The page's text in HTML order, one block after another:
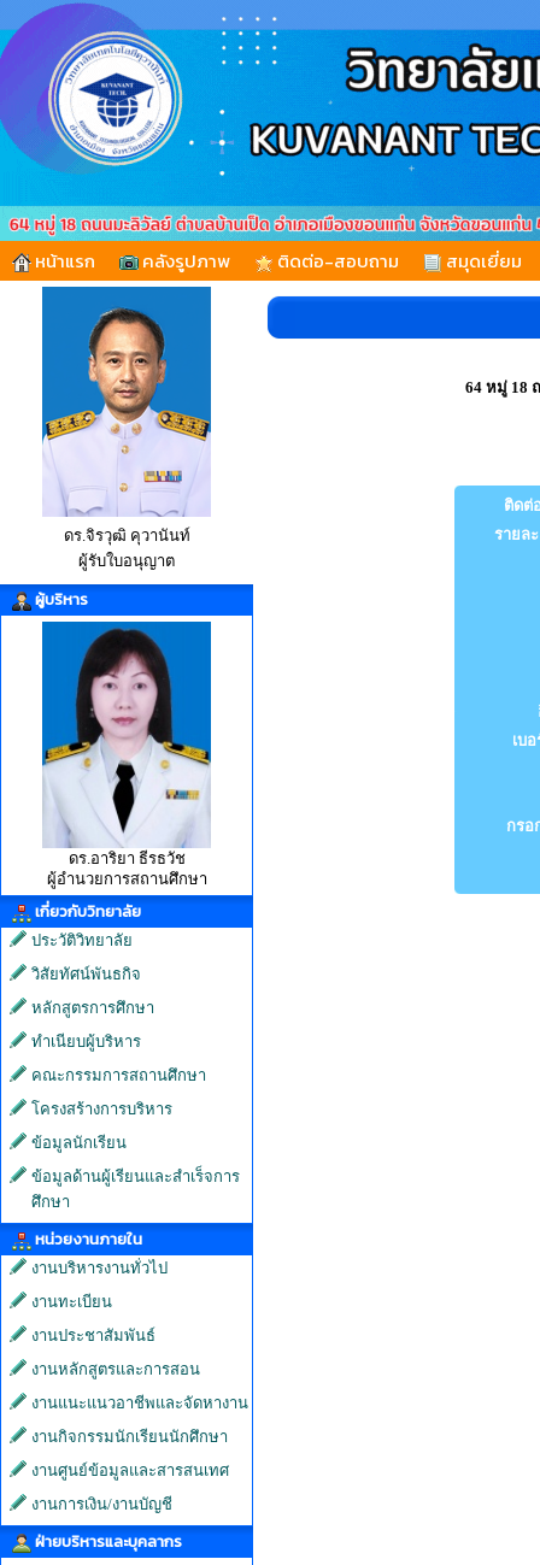
หน้าแรก คลังรูปภาพ ติดต่อ-สอบถาม สมุดเยี่ยม
ดร.จิรวุฒิ คุวานันท์
ผู้รับใบอนุญาต
ผู้บริหาร
ดร.อาริยา ธีรธวัช
ผู้อำนวยการสถานศึกษา
เกี่ยวกับวิทยาลัย
ประวัติวิทยาลัย
วิสัยทัศน์พันธกิจ
หลักสูตรการศึกษา
ทำเนียบผู้บริหาร
คณะกรรมการสถานศึกษา
โครงสร้างการบริหาร
ข้อมูลนักเรียน
ข้อมูลด้านผู้เรียนและสำเร็จการ
ศึกษา
หน่วยงานภายใน
งานบริหารงานทั่วไป
งานทะเบียน
งานประชาสัมพันธ์
งานหลักสูตรและการสอน
งานแนะแนวอาชีพและจัดหางาน
งานกิจกรรมนักเรียนนักศึกษา
งานศูนย์ข้อมูลและสารสนเทศ
งานการเงิน/งานบัญชี
ฝ่ายบริหารและบุคลากร
64 หมู่ 18
ติดต่
รายล
เบ
กรอ